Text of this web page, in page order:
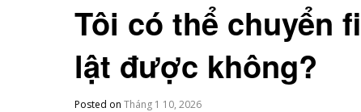
Tôi có thể chuyển
lật được không?
Posted on Tháng 1 10, 2026